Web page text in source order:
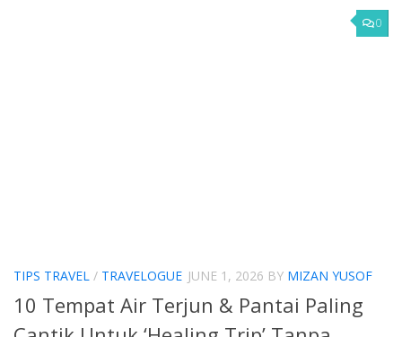
0
TIPS TRAVEL / TRAVELOGUE JUNE 1, 2026 BY MIZAN YUSOF
10 Tempat Air Terjun & Pantai Paling